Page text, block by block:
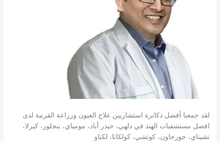
لقد جمعنا أفضل دكاترة استشاريين علاج العيون وزراعة القرنية لدى
افضل مستشفيات الهند في دلهي، حيدر أباد، مومباي، بنجلور، كيرلا،
تشيناي، جورجاون، كوتشي، كولكاتا، لكناو